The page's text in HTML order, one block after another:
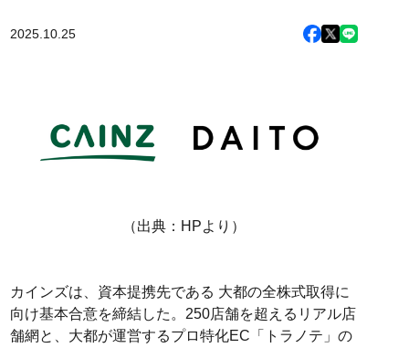
2025.10.25
（出典：HPより）
カインズは、資本提携先である 大都の全株式取得に
向け基本合意を締結した。250店舗を超えるリアル店
舗網と、大都が運営するプロ特化EC「トラノテ」の